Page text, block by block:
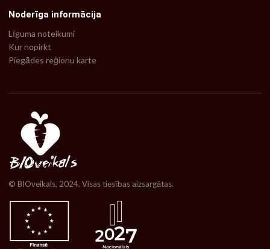
Noderīga informācija
Līguma noteikumi
Kur nopirkt
Piegādes reģionu karte
© BIOveikals, 2024. Visas tiesības aizsargātas.